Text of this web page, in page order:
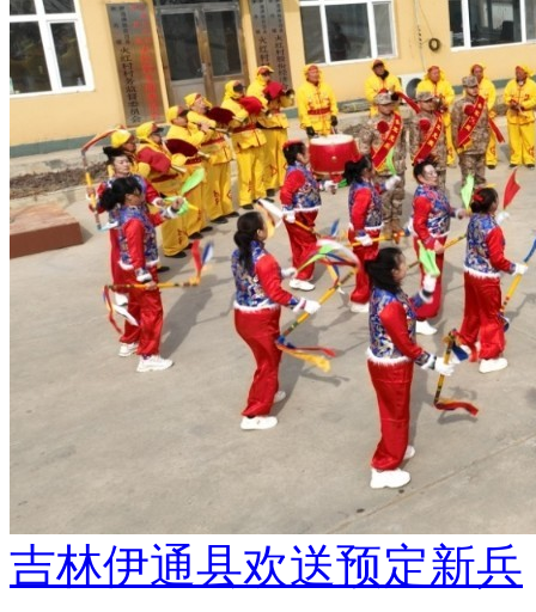
吉林伊通县欢送预定新兵